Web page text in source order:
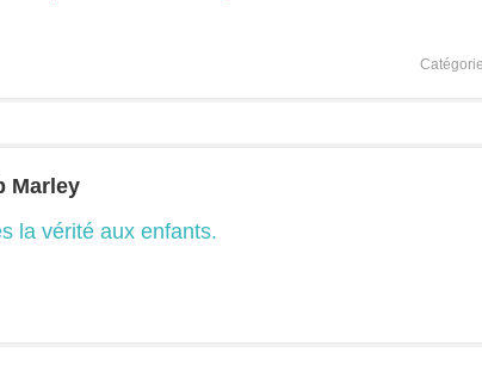
Marley
la vérité aux enfants.